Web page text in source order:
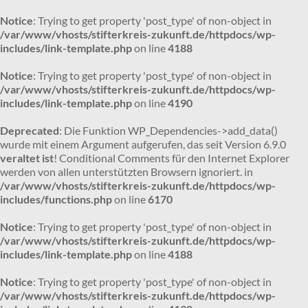
Notice: Trying to get property 'post_type' of non-object in
/var/www/vhosts/stifterkreis-zukunft.de/httpdocs/wp-
includes/link-template.phpon line4188
Notice: Trying to get property 'post_type' of non-object in
/var/www/vhosts/stifterkreis-zukunft.de/httpdocs/wp-
includes/link-template.phpon line4190
Deprecated: Die Funktion WP_Dependencies->add_data()
wurde mit einem Argument aufgerufen, das seit Version 6.9.0
veraltet ist! Conditional Comments für den Internet Explorer
werden von allen unterstützten Browsern ignoriert. in
/var/www/vhosts/stifterkreis-zukunft.de/httpdocs/wp-
includes/functions.phpon line6170
Notice: Trying to get property 'post_type' of non-object in
/var/www/vhosts/stifterkreis-zukunft.de/httpdocs/wp-
includes/link-template.phpon line4188
Notice: Trying to get property 'post_type' of non-object in
/var/www/vhosts/stifterkreis-zukunft.de/httpdocs/wp-